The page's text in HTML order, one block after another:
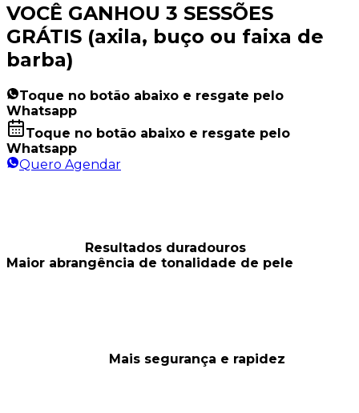
VOCÊ GANHOU 3 SESSÕES
GRÁTIS (axila, buço ou faixa de
barba)
Toque no botão abaixo e resgate pelo
Whatsapp
Toque no botão abaixo e resgate pelo
Whatsapp
Quero Agendar
Resultados duradouros
Maior abrangência de tonalidade de pele
Mais segurança e rapidez